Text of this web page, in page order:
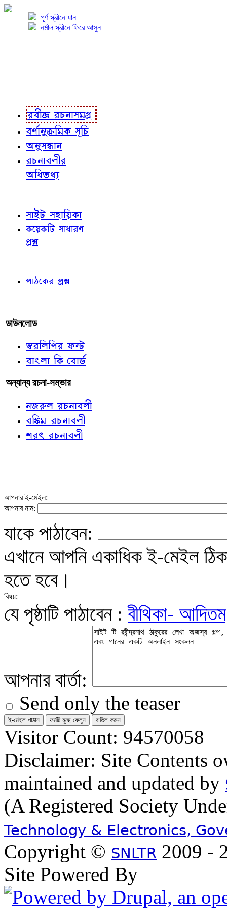
পূর্ণ স্ক্রীনে যান
নর্মাল স্ক্রীনে ফিরে আসুন
রবীন্দ্র-রচনাসমগ্র
বর্ণানুক্রমিক সূচি
অনুসন্ধান
রচনাবলীর
অধিতথ্য
সাইট সহায়িকা
কয়েকটি সাধারণ
প্রশ্ন
পাঠকের প্রশ্ন
ডাউনলোড
স্বরলিপির ফন্ট
বাংলা কি-বোর্ড
অন্যান্য রচনা-সম্ভার
নজরুল রচনাবলী
বঙ্কিম রচনাবলী
শরৎ রচনাবলী
আপনার ই-মেইল:
আপনার নাম:
যাকে পাঠাবেন:
এখানে আপনি একাধিক ই-মেইল
হতে হবে।
বিষয়:
যে পৃষ্ঠাটি পাঠাবেন :বীথিকা-
আপনার বার্তা:
Send only the teaser
Visitor Count: 94570058
Disclaimer: Site Contents
maintained and updated by
(A Registered Society
Technology & Electronics,
Copyright © SNLTR 2009 -
Site Powered By